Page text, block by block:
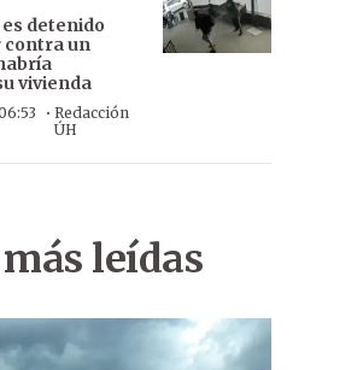
detenido
un
vivienda
· Redacción
ÚH
leídas